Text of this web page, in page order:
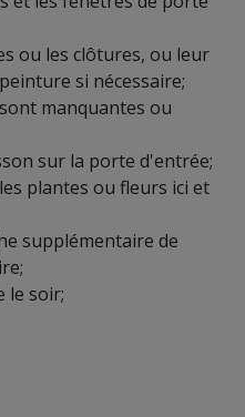
ou les clôtures, ou leur
si nécessaire;
manquantes ou
sur la porte d'entrée;
plantes ou fleurs ici et
supplémentaire de
le soir;